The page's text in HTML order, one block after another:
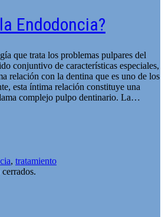
Endodoncia?
que trata los problemas pulpares del
conjuntivo de características especiales,
relación con la dentina que es uno de los
esta íntima relación constituye una
complejo pulpo dentinario. La…
, tratamiento